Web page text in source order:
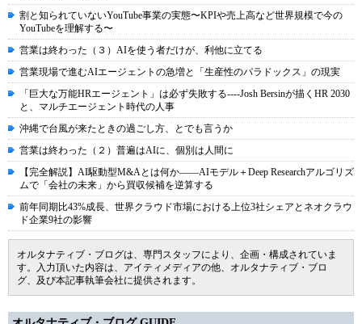
割と知られていないYouTube事業の実態〜KPIや売上高など世界規模で今の
YouTubeを理解する〜
営業は終わった（３）AIを使う者だけが、利他に立てる
営業現場で進むAIエージェントの急増と「生産性のパラドックス」の現実
「巨大な万能HRエージェント」は必ず失敗する----Josh Bersinが描くHR 2030
と、マルチエージェント時代の人事
沖縄で台風が来たときの過ごし方、とでも言うか
営業は終わった（２）普遍はAIに、個別は人間に
【完全解説】AI駆動型M&Aとは何か――AIモデル＋Deep Researchアルゴリズ
ムで「会社の未来」から買収候補を逆算する
前年同期比43%成長、世界クラウド市場における上位3社シェアとネオクラウ
ド企業9社の影響
オルタナティブ・ブログは、専門スタッフにより、企画・構成されていま
す。入力頂いた内容は、アイティメディアの他、オルタナティブ・ブロ
グ、及び本記事執筆会社に提供されます。